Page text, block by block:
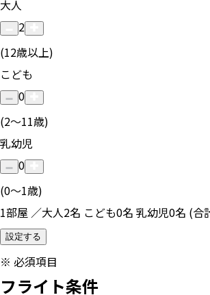
大人
2
(12歳以上)
こども
0
(2〜11歳)
乳幼児
0
(0〜1歳)
1部屋 ／大人2名 こども0名 乳幼児0名 (合
設定する
※ 必須項目
フライト条件